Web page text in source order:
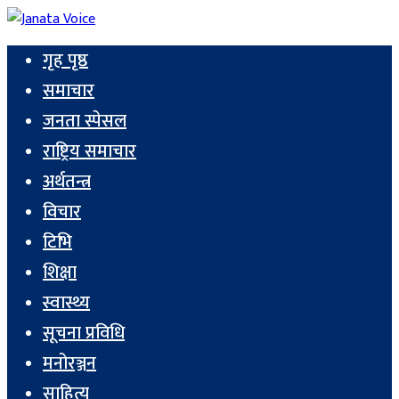
गृह पृष्ठ
समाचार
जनता स्पेसल
राष्ट्रिय समाचार
अर्थतन्त्र
विचार
टिभि
शिक्षा
स्वास्थ्य
सूचना प्रविधि
मनोरञ्जन